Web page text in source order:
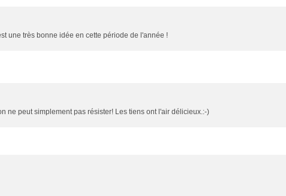
une très bonne idée en cette période de l'année !
ne peut simplement pas résister! Les tiens ont l'air délicieux.:-)